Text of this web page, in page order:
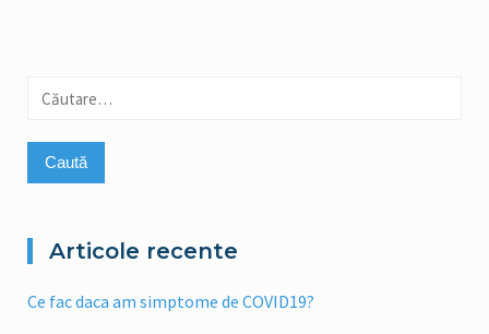
Caută
Articole recente
Ce fac daca am simptome de COVID19?